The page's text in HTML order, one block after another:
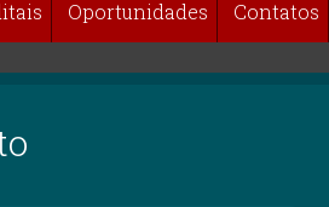
Oportunidades Contatos